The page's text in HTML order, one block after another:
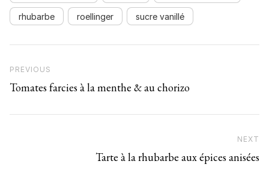
rhubarbe roellinger sucre vanillé
Previous Post
PREVIOUS
Tomates farcies à la menthe & au chorizo
NEXT
Tarte à la rhubarbe aux épices anisées